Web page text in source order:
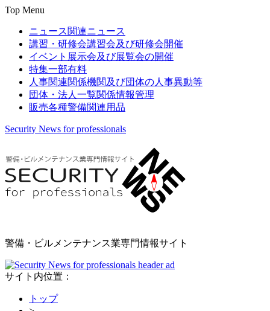
Top Menu
ニュース関連ニュース
講習・研修会講習会及び研修会開催
イベント 展示会及び展覧会の開催
特集一部有料
人事関連関係機関及び団体の人事異動等
団体・法人一覧関係情報管理
販売各種警備関連用品
Security News for professionals
警備・ビルメンテナンス業専門情報サイト
サイト内位置：
トップ